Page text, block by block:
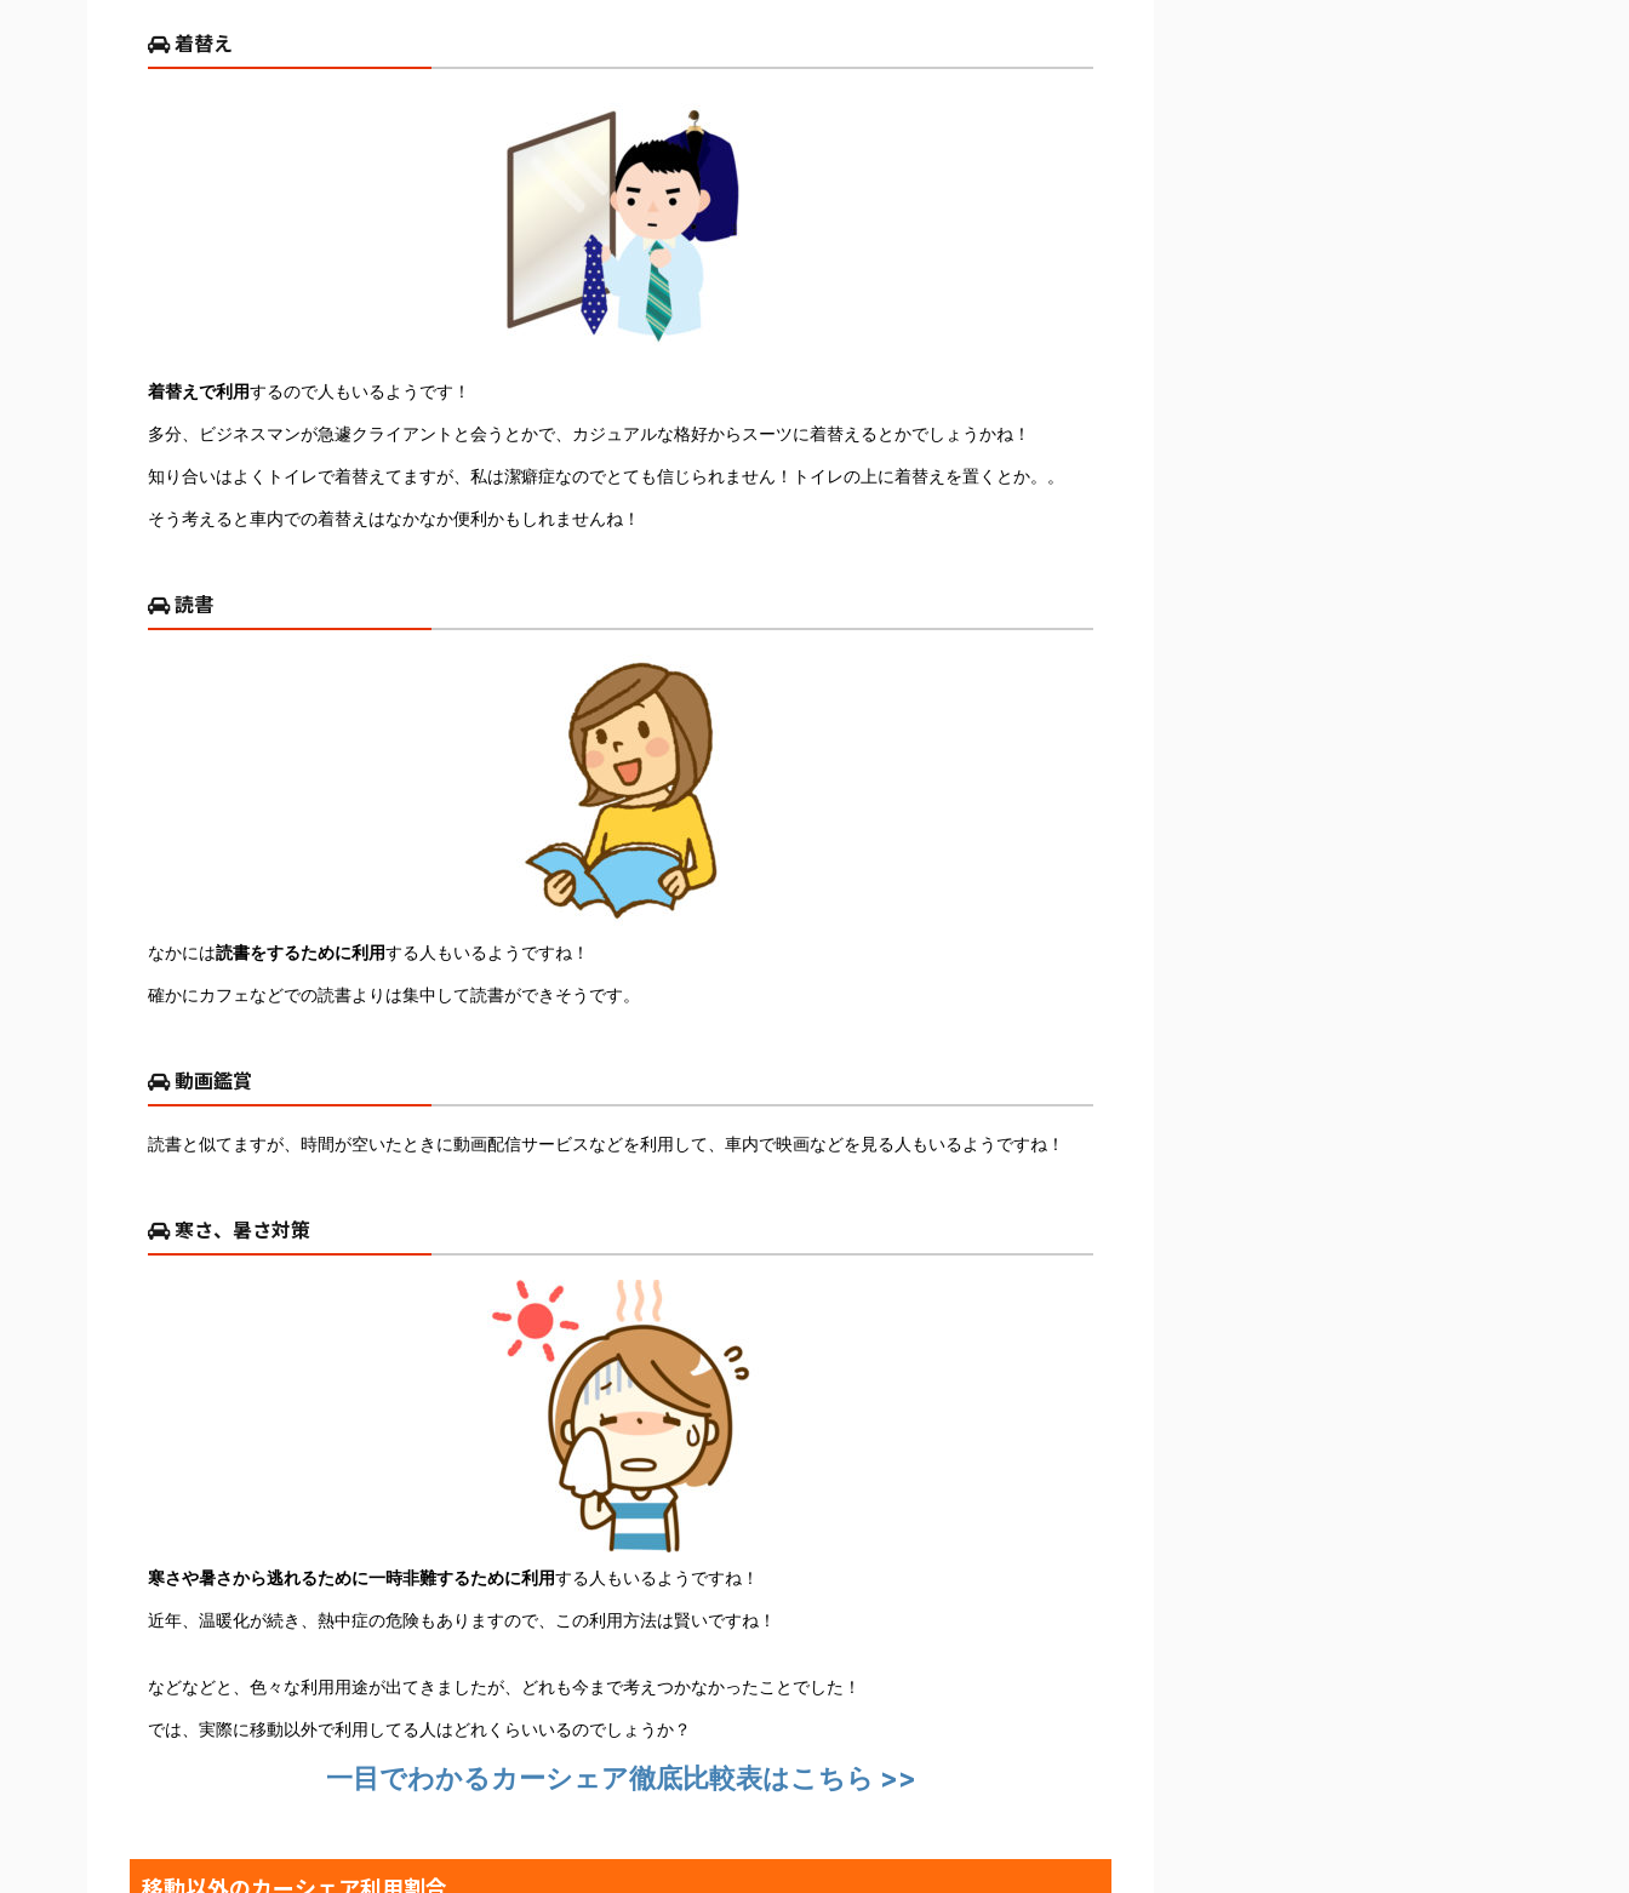
着替え
着替えで利用するので人もいるようです！
多分、ビジネスマンが急遽クライアントと会うとかで、カジュアルな格好からスーツに着替えるとかでしょうかね！
知り合いはよくトイレで着替えてますが、私は潔癖症なのでとても信じられません！トイレの上に着替えを置くとか。。
そう考えると車内での着替えはなかなか便利かもしれませんね！
読書
なかには読書をするために利用する人もいるようですね！
確かにカフェなどでの読書よりは集中して読書ができそうです。
動画鑑賞
読書と似てますが、時間が空いたときに動画配信サービスなどを利用して、車内で映画などを見る人もいるようですね！
寒さ、暑さ対策
寒さや暑さから逃れるために一時非難するために利用する人もいるようですね！
近年、温暖化が続き、熱中症の危険もありますので、この利用方法は賢いですね！
などなどと、色々な利用用途が出てきましたが、どれも今まで考えつかなかったことでした！
では、実際に移動以外で利用してる人はどれくらいいるのでしょうか？
一目でわかるカーシェア徹底比較表はこちら >>